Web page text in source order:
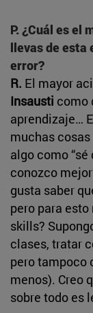
P. ¿Cuál es el
llevas de esta
error?
R. El mayor
Insausti como
aprendizaje…
muchas
algo como “sé
conozco
gusta saber
pero para
skills?
clases, tratar
pero tampoco
menos). Creo
sobre todo es